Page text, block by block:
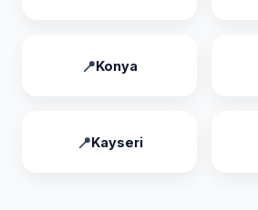
Konya
Kayseri